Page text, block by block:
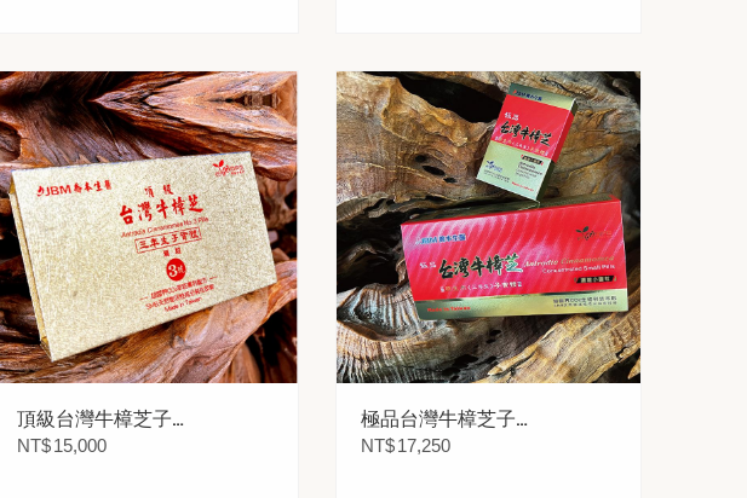
頂級台灣牛樟芝子實
體3號滴粒
NT$15,000
極品台灣牛樟芝子實
體小圓粒 15瓶
NT$17,250